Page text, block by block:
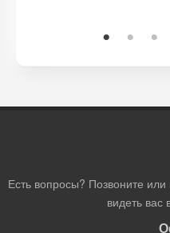
Есть вопросы? Позвоните
видеть